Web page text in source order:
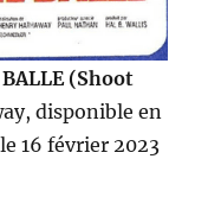
BALLE (Shoot
disponible en
16 février 2023